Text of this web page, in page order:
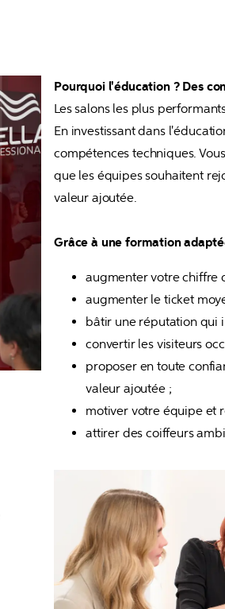
Pourquoi l'éducation ? Des
Les salons les plus
En investissant dans
compétences techniques.
que les équipes souhaitent
valeur ajoutée.
Grâce à une formation
augmenter votre chiffre
augmenter le ticket
bâtir une réputation qui
convertir les visiteurs
proposer en toute
valeur ajoutée ;
motiver votre équipe et
attirer des coiffeurs